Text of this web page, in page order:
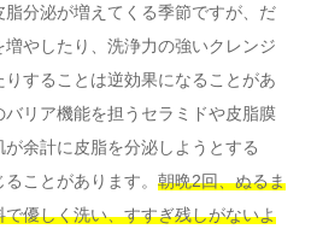
脂分泌が増えてくる季節ですが、だ
やしたり、洗浄力の強いクレンジ
することは逆効果になることがあ
バリア機能を担うセラミドや皮脂膜
余計に皮脂を分泌しようとする
ことがあります。 朝晩2回、ぬるま
優しく洗い、すすぎ残しがないよ